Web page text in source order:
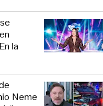
la
Neme